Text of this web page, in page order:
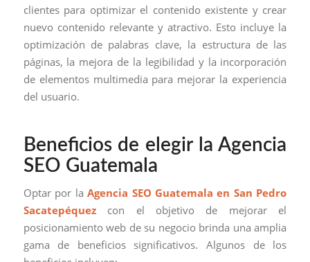
clientes para optimizar el contenido existente y crear
nuevo contenido relevante y atractivo. Esto incluye la
optimización de palabras clave, la estructura de las
páginas, la mejora de la legibilidad y la incorporación
de elementos multimedia para mejorar la experiencia
del usuario.
Beneficios de elegir la Agencia
SEO Guatemala
Optar por laAgencia SEO Guatemala en San Pedro
Sacatepéquezcon el objetivo de mejorar el
posicionamiento web de su negocio brinda una amplia
gama de beneficios significativos. Algunos de los